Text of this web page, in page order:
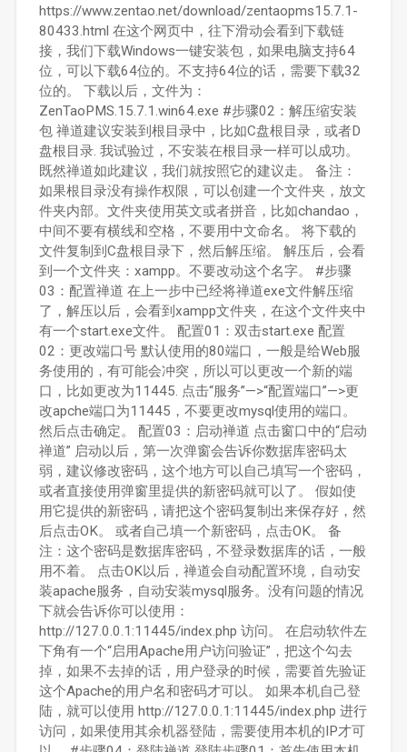
https://www.zentao.net/download/zentaopms15.7.1-
80433.html 在这个网页中，往下滑动会看到下载链
接，我们下载Windows一键安装包，如果电脑支持64
位，可以下载64位的。不支持64位的话，需要下载32
位的。 下载以后，文件为：
ZenTaoPMS.15.7.1.win64.exe #步骤02：解压缩安装
包 禅道建议安装到根目录中，比如C盘根目录，或者D
盘根目录. 我试验过，不安装在根目录一样可以成功。
既然禅道如此建议，我们就按照它的建议走。 备注：
如果根目录没有操作权限，可以创建一个文件夹，放文
件夹内部。文件夹使用英文或者拼音，比如chandao，
中间不要有横线和空格，不要用中文命名。 将下载的
文件复制到C盘根目录下，然后解压缩。 解压后，会看
到一个文件夹：xampp。不要改动这个名字。 #步骤
03：配置禅道 在上一步中已经将禅道exe文件解压缩
了，解压以后，会看到xampp文件夹，在这个文件夹中
有一个start.exe文件。 配置01：双击start.exe 配置
02：更改端口号 默认使用的80端口，一般是给Web服
务使用的，有可能会冲突，所以可以更改一个新的端
口，比如更改为11445. 点击“服务”—>“配置端口”—>更
改apche端口为11445，不要更改mysql使用的端口。
然后点击确定。 配置03：启动禅道 点击窗口中的“启动
禅道” 启动以后，第一次弹窗会告诉你数据库密码太
弱，建议修改密码，这个地方可以自己填写一个密码，
或者直接使用弹窗里提供的新密码就可以了。 假如使
用它提供的新密码，请把这个密码复制出来保存好，然
后点击OK。 或者自己填一个新密码，点击OK。 备
注：这个密码是数据库密码，不登录数据库的话，一般
用不着。 点击OK以后，禅道会自动配置环境，自动安
装apache服务，自动安装mysql服务。没有问题的情况
下就会告诉你可以使用：
http://127.0.0.1:11445/index.php 访问。 在启动软件左
下角有一个“启用Apache用户访问验证”，把这个勾去
掉，如果不去掉的话，用户登录的时候，需要首先验证
这个Apache的用户名和密码才可以。 如果本机自己登
陆，就可以使用 http://127.0.0.1:11445/index.php 进行
访问，如果使用其余机器登陆，需要使用本机的IP才可